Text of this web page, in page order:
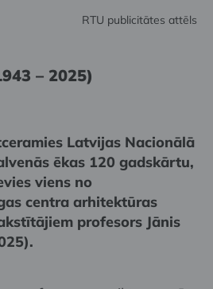
RTU publicitātes attēls
– 2025)
Latvijas Nacionālā
ēkas 120 gadskārtu,
viens no
centra arhitektūras
profesors Jānis